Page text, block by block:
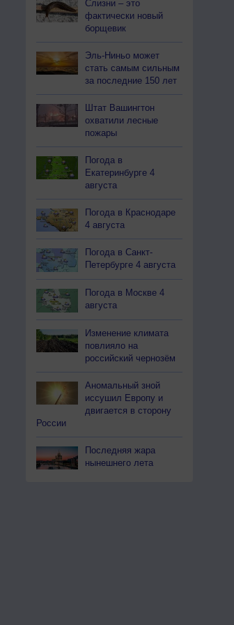
Слизни – это
фактически новый
борщевик
Эль-Ниньо может
стать самым сильным
за последние 150 лет
Штат Вашингтон
охватили лесные
пожары
Погода в
Екатеринбурге 4
августа
Погода в Краснодаре
4 августа
Погода в Санкт-
Петербурге 4 августа
Погода в Москве 4
августа
Изменение климата
повлияло на
российский чернозём
Аномальный зной
иссушил Европу и
двигается в сторону
России
Последняя жара
нынешнего лета